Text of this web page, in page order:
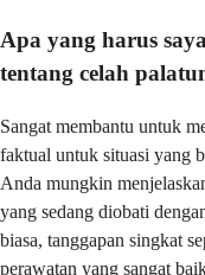
Apa yang harus
tentang celah
Sangat membantu untuk
faktual untuk situasi yang
Anda mungkin
yang sedang diobati
biasa, tanggapan singkat
perawatan yang sangat